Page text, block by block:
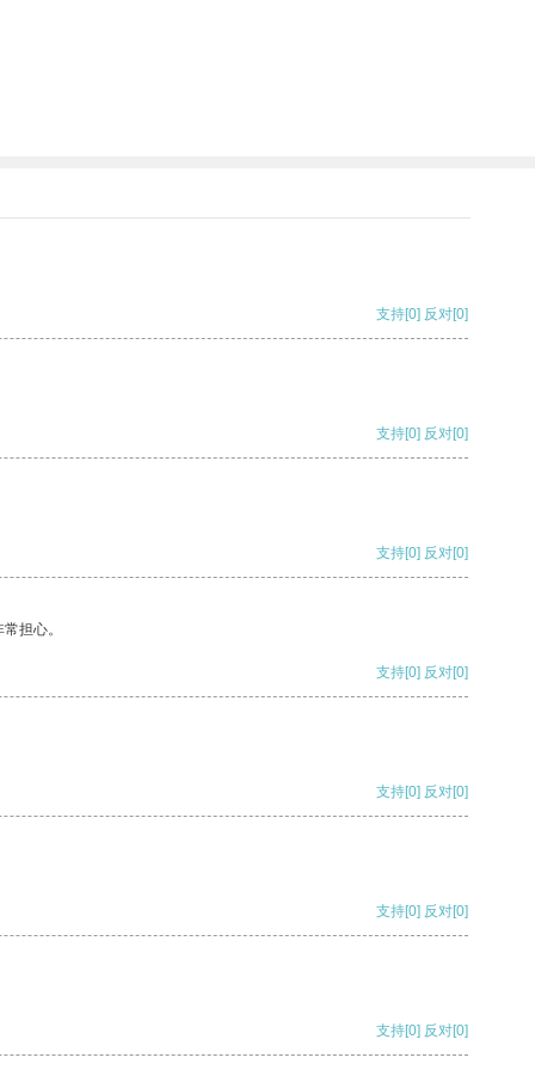
支持[0] 反对[0]
支持[0] 反对[0]
支持[0] 反对[0]
担心。
支持[0] 反对[0]
支持[0] 反对[0]
支持[0] 反对[0]
支持[0] 反对[0]